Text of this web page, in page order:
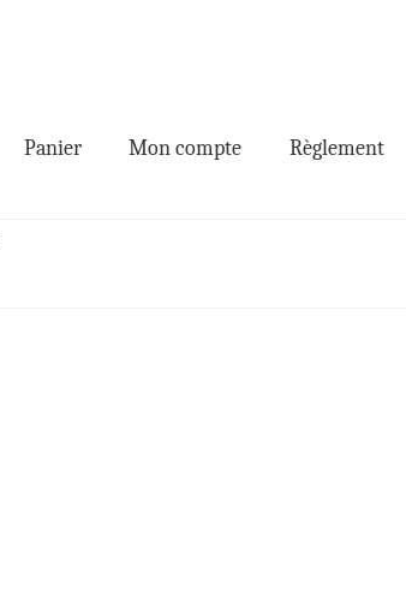
Panier Mon compte Règlement